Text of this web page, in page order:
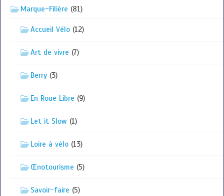
Marque-Filière (81)
Accueil Vélo (12)
Art de vivre (7)
Berry (3)
En Roue Libre (9)
Let it Slow (1)
Loire à vélo (13)
Œnotourisme (5)
Savoir-faire (5)